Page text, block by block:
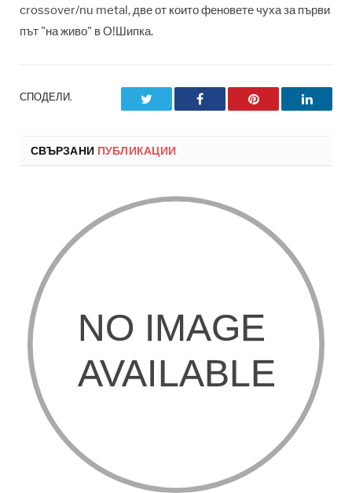
crossover/nu metal, две от които феновете чуха за първи
път "на живо" в О!Шипка.
СПОДЕЛИ. Facebook Pinterest
СВЪРЗАНИ ПУБЛИКАЦИИ